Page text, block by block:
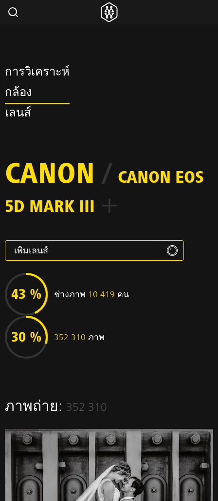
การวิเคราะห์
กล้อง
เลนส์
CANON/ CANON EOS
5D MARK III
Canon EF 24-70mm f/2.8L II
Canon EF 16-35mm f/2.8L II
Canon EF 35mm f/1.4L USM
Canon EF 50mm f/1.4
Canon EF 85mm f/1.8
Canon EF 24-70mm f/2.8L
Canon EF 50mm f/1.2L
Canon EF 24-105mm f/4L IS
Canon EF 85mm f/1.2L II USM
Canon EF 135mm f/2L
Canon EF 70-200mm f/2.8L IS II
Canon EF 24mm f/1.4L II
Canon EF 17-40mm f/4L
Sigma 35mm f/1.4 DG HSM
Canon EF 70-200mm f/2.8 L
Canon EF 35mm f/2 IS
Canon EF 50mm f/1.8 II
Canon EF 100mm f/2.8L Macro IS
Canon TS-E 45mm f/2.8
Canon EF 70-200mm f/2.8L IS
Sigma 85mm f/1.4 EX DG HSM
Canon EF 50mm f/1.8 STM
Canon EF 35mm f/1.4L II USM
Sigma 24-35mm f/2 DG HSM
Canon EF 28mm f/1.8
Canon EF 16-35mm f/4L IS
Canon EF 16-35mm f/2.8L
Sigma 50mm f/1.4 EX DG HSM
Canon EF 20mm f/2.8
Canon EF 24-70mm f/4L IS
Canon TS-E 24mm f/3.5L
Sigma 20mm f/1.4 DG HSM
Canon EF 35mm f/2
Canon EF 85mm f/1.4L IS USM
Canon EF 70-200mm f/4L
Tamron SP 24-70mm f/2.8 Di VC USD G2
Canon EF 24mm f/1.4L
Tamron SP 70-200mm F/2.8 Di VC USD
Canon TS-E 24mm f/3.5L II
Canon EF 16-35mm f/2.8L III
Canon EF 100mm f/2
Canon EF 15mm f/2.8 Fisheye
Canon EF 14mm f/2.8L II
Canon EF 100mm f/2.8 Macro
Canon EF 70-200mm f/4L IS
Canon EF 85mm f/1.2L USM
Tamron SP 15-30mm F/2.8 Di VC USD
Canon EF 40mm f/2.8 STM
Canon EF 24-105mm f/4L IS II USM
Canon EF 8-15mm f/4L FISHEYE
Canon EF 17-35mm f/2.8L
Tamron SP AF 28-75mm F2.8 XR Di
Canon EF 11-24mm f/4L
Sigma 24mm f/1.4 DG HSM
Sigma 135mm f/1.8 DG HSM Art
Canon EF 28-135mm f/3.5-5.6 IS
Tamron SP 35mm F/1.8 Di VC USD
Canon EF 24mm f/2.8 IS
Canon EF 20-35mm f/2.8L
Canon EF 28-70mm f/2.8L
Zeiss Planar T* 1.4/50 ZE
Zeiss Planar T* 1.4/85 ZE
Canon EF 24-105mm f/4L IS USM
Tokina AT-X PRO 16-28mm f/2.8 FX
Sigma 12-24mm f/4 DG HSM Art
Canon EF-S 24mm f/2.8
Sigma 24-105mm f/4 DG OS HSM
Canon EF 14mm f/2.8L
Canon EF 200mm f/2.8L
Canon EF 70-200mm f/2.8L IS III USM
Canon EF 80-200mm f/2.8L
Canon EF 50mm f/2.5 Macro
Canon EF 28mm f/2.8 IS
Tamron SP 24-70mm f/2.8 Di VC USD
Canon EF 70-300mm f/4-5.6 IS
Tokina AT-X PRO 11-16mm f/2.8 AF DX
Canon EF 70-300mm f/4-5.6L IS
Canon EF 200mm f/2.8L II
Canon EF 24-105mm f/3.5-5.6 IS STM
Sigma 17-70mm f/2.8-4.5 DC Macro
Canon EF 28-300mm f/3.5-5.6L IS
Canon EF 75-300mm f/4-5.6
Zeiss Milvus 1.4/50 ZE
Canon EF 100-400mm f/4.5-5.6L IS
Sigma 24-70mm f/2.8 IF EX DG HSM
Canon TS-E 17mm f/4L
Canon EF 28-105mm f/3.5-4.5
Canon EF 28-80mm f/3.5-5.6
Tamron SP 90mm F/2.8 Di VC USD MACRO
Canon EF 50mm f/1.8
Canon EF 28mm f/2.8
Canon EF 20-35mm f/3.5-4.5
Canon TS-E 90mm f/2.8
Canon EF 24-85mm f/3.5-4.5
Canon EF 28-80mm f/2.8-4L
Tamron SP AF 70-200mm F/2.8 Di LD (IF) MACRO
Zeiss Distagon T* 3.5/18 ZE
Sigma 105mm f/1.4 DG HSM
Canon EF 35-350/3.5-5.6L
Sigma 18-35mm f/1.8 DC HSM
Sigma 50mm f/1.4 DG HSM
Tokina AT-X Pro D 100mm f/2.8 Macro
Sigma 30mm f/1.4 EX DC HSM
Canon EF 300mm f/4L IS
Canon EF 28-200mm f/3.5-5.6
43 % ช่างภาพ 10 419 คน
30 % 352 310 ภาพ
ภาพถ่าย: 352 310